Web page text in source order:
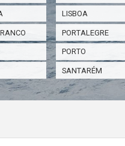
LISBOA
PORTALEGRE
PORTO
SANTARÉM